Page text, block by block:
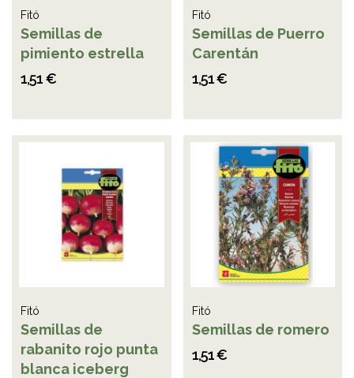
Fitó
Semillas de
pimiento estrella
1,51 €
Fitó
Semillas de Puerro
Carentán
1,51 €
Fitó
Semillas de
rabanito rojo punta
blanca iceberg
Fitó
Semillas de romero
1,51 €